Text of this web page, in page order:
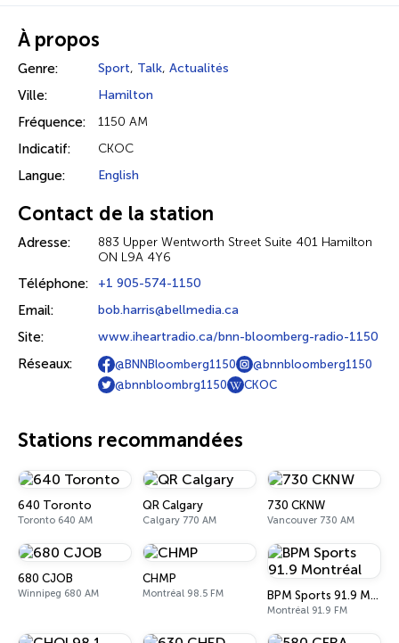
À propos
Genre: Sport, Talk, Actualités
Ville: Hamilton
Fréquence: 1150 AM
Indicatif: CKOC
Langue: English
Contact de la station
Adresse:
883 Upper Wentworth Street Suite 401 Hamilton
ON L9A 4Y6
Téléphone: +1 905-574-1150
Email: bob.harris@bellmedia.ca
Site: www.iheartradio.ca/bnn-bloomberg-radio-1150
Réseaux: @BNNBloomberg1150
@bnnbloomberg1150
@bnnbloombrg1150
CKOC
Stations recommandées
640 Toronto
Toronto 640 AM
QR Calgary
Calgary 770 AM
730 CKNW
Vancouver 730 AM
680 CJOB
Winnipeg 680 AM
CHMP
Montréal 98.5 FM BPM Sports 91.9 Montréal
Montréal 91.9 FM